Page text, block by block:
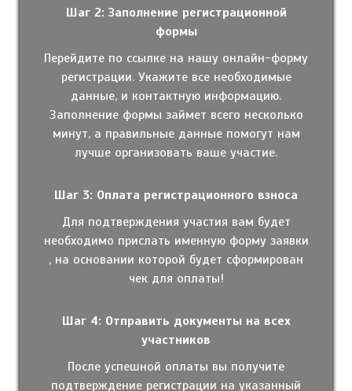
Шаг 2: Заполнение регистрационной
формы
Перейдите по ссылке на нашу онлайн-форму
регистрации. Укажите все необходимые
данные, и контактную информацию.
Заполнение формы займет всего несколько
минут, а правильные данные помогут нам
лучше организовать ваше участие.
Шаг 3: Оплата регистрационного взноса
Для подтверждения участия вам будет
необходимо прислать именную форму заявки
, на основании которой будет сформирован
чек для оплаты!
Шаг 4: Отправить документы на всех
участников
После успешной оплаты вы получите
подтверждение регистрации на указанный